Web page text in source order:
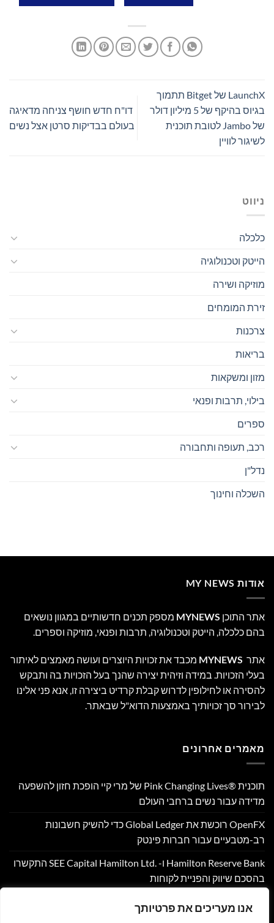
אנו מעריכים את פרטיותך
LaunchX של Bitget תתמוך
בגיוס בהיקף של 5 מיליון דולר
של Jambo לטובת תוכנית
לשיגור לוויין
דו"ח חדש חושף צניחה מדאיגה
בעולם בבדיקות סרטן אצל נשים
ניווט
כלכלה
הייטק וטכנולוגיה
מוזיקה ושירה
זירת המומחים
צרכנות
בריאות
מזון ומשקאות
בילוי, תרבות ופנאי
ספרים
רכב, תעופה ותחבורה
נדל"ן
השכלה וחינוך
אודות MY NEWS
אתר התוכן MYNEWS מספק תכנים חדשותיים במגוון נושאים
בהם כלכלה, הייטק וטכנולוגיה, תרבות ופנאי, מוזיקה וספרים.
אתר MYNEWS מכבד את זכויות היוצרים ועושה מאמצים לאיתור
בעלי הזכויות. במידה וזיהית יצירה שהנך בעל הזכויות בה ותבקש
להסירה או לחילופין לדרוש קבלת קרדיט ביצירה זו, אנא פני אלינו
לבירור סך זכויותיך באמצעות הדוא"ל שבאתר.
מאמרים אחרונים
תוכנית Pink Changing Lives®‎ של מרי קיי הופכת חזון להשפעה
מדידה עבור נשים ברחבי העולם
OpenFX רוכשת את Global Ledger כדי להשיק חשבונות
רב-מטבעיים עבור חברות פינטק
Hamilton Reserve Bank ו- SEE Capital Hamilton Ltd.‎ התקשרו
בהסכם שיווק והפניית לקוחות